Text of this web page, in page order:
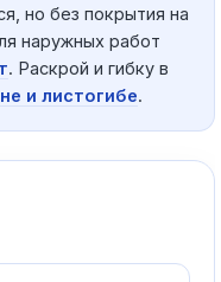
но без покрытия на
наружных работ
. Раскрой и гибку в
и листогибе.